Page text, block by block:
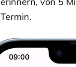
Termin.